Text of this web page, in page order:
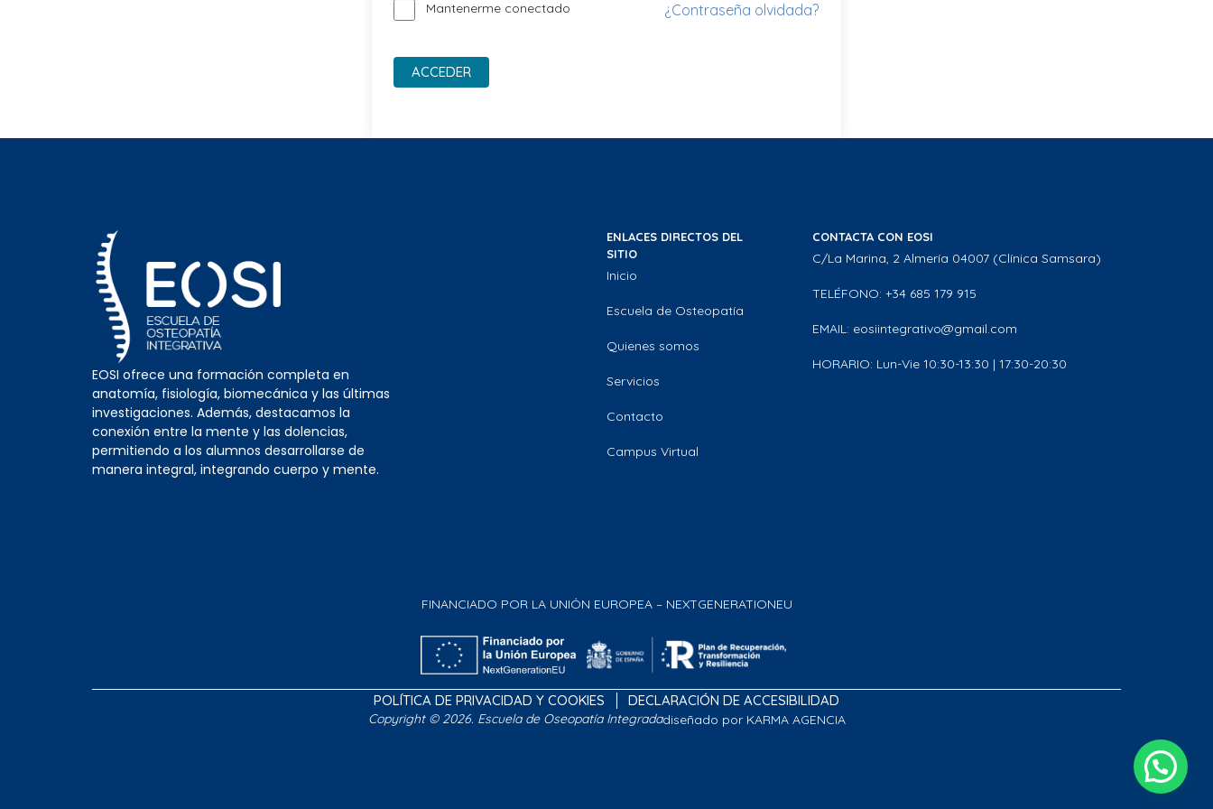
Mantenerme conectado ¿Contraseña olvidada?
ACCEDER
EOSI ofrece una formación completa en
anatomía, fisiología, biomecánica y las últimas
investigaciones. Además, destacamos la
conexión entre la mente y las dolencias,
permitiendo a los alumnos desarrollarse de
manera integral, integrando cuerpo y mente.
ENLACES DIRECTOS DEL
SITIO
Inicio
Escuela de Osteopatía
Quienes somos
Servicios
Contacto
Campus Virtual
CONTACTA CON EOSI
C/La Marina, 2 Almería 04007 (Clínica Samsara)
TELÉFONO: +34 685 179 915
EMAIL: eosiintegrativo@gmail.com
HORARIO: Lun-Vie 10:30-13:30 | 17:30-20:30
FINANCIADO POR LA UNIÓN EUROPEA – NEXTGENERATIONEU
POLÍTICA DE PRIVACIDAD Y COOKIES DECLARACIÓN DE ACCESIBILIDAD
Copyright © 2026. Escuela de Oseopatía Integradadiseñado por KARMA AGENCIA